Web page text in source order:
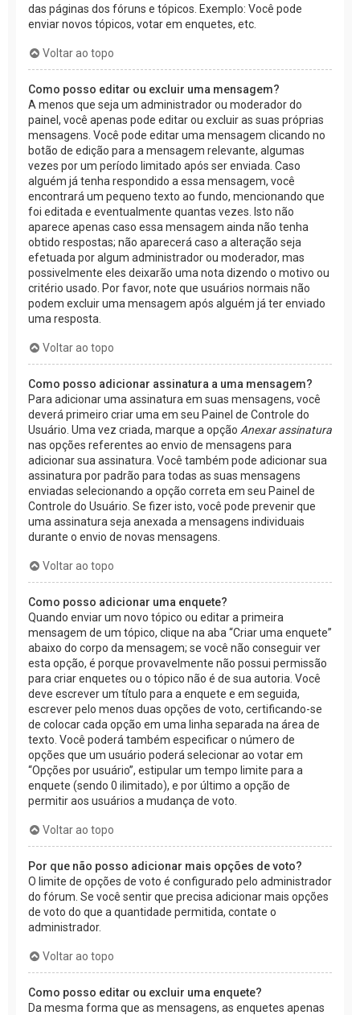
das páginas dos fóruns e tópicos. Exemplo: Você pode
enviar novos tópicos, votar em enquetes, etc.
Voltar ao topo
Como posso editar ou excluir uma mensagem?
A menos que seja um administrador ou moderador do
painel, você apenas pode editar ou excluir as suas próprias
mensagens. Você pode editar uma mensagem clicando no
botão de edição para a mensagem relevante, algumas
vezes por um período limitado após ser enviada. Caso
alguém já tenha respondido a essa mensagem, você
encontrará um pequeno texto ao fundo, mencionando que
foi editada e eventualmente quantas vezes. Isto não
aparece apenas caso essa mensagem ainda não tenha
obtido respostas; não aparecerá caso a alteração seja
efetuada por algum administrador ou moderador, mas
possivelmente eles deixarão uma nota dizendo o motivo ou
critério usado. Por favor, note que usuários normais não
podem excluir uma mensagem após alguém já ter enviado
uma resposta.
Voltar ao topo
Como posso adicionar assinatura a uma mensagem?
Para adicionar uma assinatura em suas mensagens, você
deverá primeiro criar uma em seu Painel de Controle do
Usuário. Uma vez criada, marque a opção Anexar assinatura
nas opções referentes ao envio de mensagens para
adicionar sua assinatura. Você também pode adicionar sua
assinatura por padrão para todas as suas mensagens
enviadas selecionando a opção correta em seu Painel de
Controle do Usuário. Se fizer isto, você pode prevenir que
uma assinatura seja anexada a mensagens individuais
durante o envio de novas mensagens.
Voltar ao topo
Como posso adicionar uma enquete?
Quando enviar um novo tópico ou editar a primeira
mensagem de um tópico, clique na aba “Criar uma enquete”
abaixo do corpo da mensagem; se você não conseguir ver
esta opção, é porque provavelmente não possui permissão
para criar enquetes ou o tópico não é de sua autoria. Você
deve escrever um título para a enquete e em seguida,
escrever pelo menos duas opções de voto, certificando-se
de colocar cada opção em uma linha separada na área de
texto. Você poderá também especificar o número de
opções que um usuário poderá selecionar ao votar em
“Opções por usuário”, estipular um tempo limite para a
enquete (sendo 0 ilimitado), e por último a opção de
permitir aos usuários a mudança de voto.
Voltar ao topo
Por que não posso adicionar mais opções de voto?
O limite de opções de voto é configurado pelo administrador
do fórum. Se você sentir que precisa adicionar mais opções
de voto do que a quantidade permitida, contate o
administrador.
Voltar ao topo
Como posso editar ou excluir uma enquete?
Da mesma forma que as mensagens, as enquetes apenas